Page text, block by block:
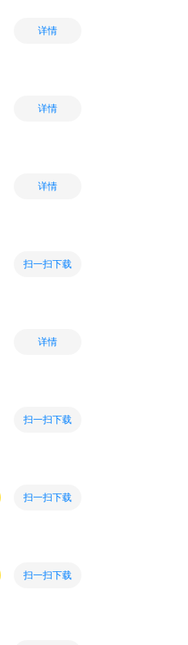
详情
详情
详情
扫一扫下载
详情
扫一扫下载
扫一扫下载
扫一扫下载